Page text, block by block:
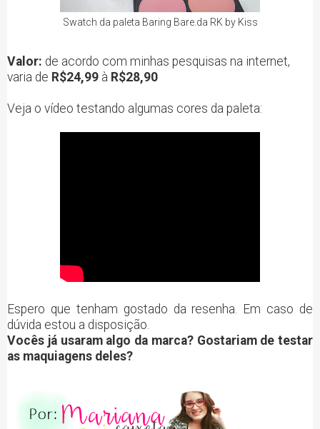
Swatch da paleta Baring Bare.da RK by Kiss
Valor: de acordo com minhas pesquisas na internet,
varia de R$24,99 à R$28,90
Veja o vídeo testando algumas cores da paleta:
Espero que tenham gostado da resenha. Em caso de
dúvida estou a disposição.
Vocês já usaram algo da marca? Gostariam de testar
as maquiagens deles?